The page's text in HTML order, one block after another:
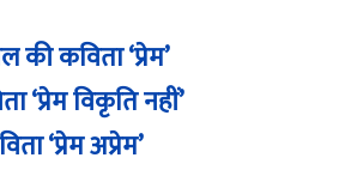
कविता ‘प्रेम’
‘प्रेम विकृति नहीं’
‘प्रेम अप्रेम’